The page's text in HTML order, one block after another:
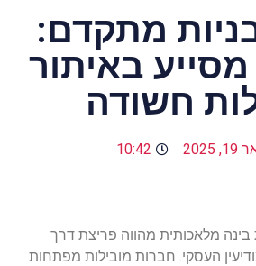
מתקדם:
כיצד AI מסייע באיתור
חשודה
2025
10:42
בינה מלאכותית מהווה פריצת דרך
העסקי. חברות מובילות מפתחות